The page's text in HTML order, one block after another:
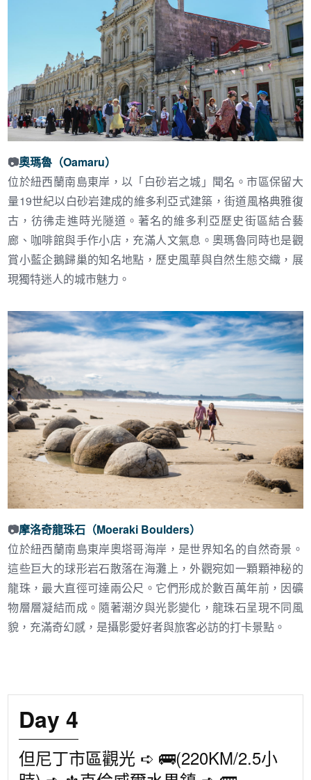
📷奧瑪魯（Oamaru）
位於紐西蘭南島東岸，以「白砂岩之城」聞名。市區保留大
量19世紀以白砂岩建成的維多利亞式建築，街道風格典雅復
古，彷彿走進時光隧道。著名的維多利亞歷史街區結合藝
廊、咖啡館與手作小店，充滿人文氣息。奧瑪魯同時也是觀
賞小藍企鵝歸巢的知名地點，歷史風華與自然生態交織，展
現獨特迷人的城市魅力。
📷摩洛奇龍珠石（Moeraki Boulders）
位於紐西蘭南島東岸奧塔哥海岸，是世界知名的自然奇景。
這些巨大的球形岩石散落在海灘上，外觀宛如一顆顆神秘的
龍珠，最大直徑可達兩公尺。它們形成於數百萬年前，因礦
物層層凝結而成。隨著潮汐與光影變化，龍珠石呈現不同風
貌，充滿奇幻感，是攝影愛好者與旅客必訪的打卡景點。
Day 4
但尼丁市區觀光 ➪ 🚌(220KM/2.5小